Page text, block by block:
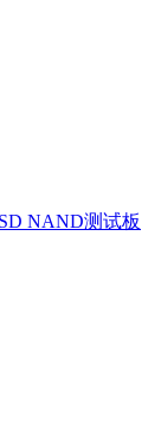
SD NAND测试板